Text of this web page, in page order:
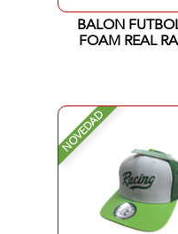
BALON
FOAM REAL
CLUB
NOVEDAD